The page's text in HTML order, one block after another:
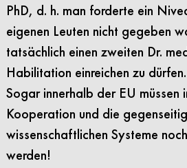
PhD, d. h. man forderte ein
eigenen Leuten nicht gegeben
tatsächlich einen zweiten Dr.
Habilitation einreichen zu
Sogar innerhalb der EU müssen
Kooperation und die
wissenschaftlichen Systeme
werden!